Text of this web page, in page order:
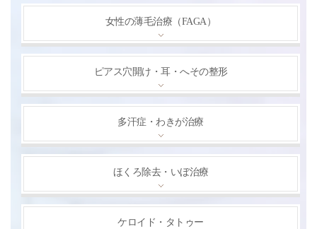
女性の薄毛治療（FAGA）
ピアス穴開け・耳・へその整形
多汗症・わきが治療
ほくろ除去・いぼ治療
ケロイド・タトゥー